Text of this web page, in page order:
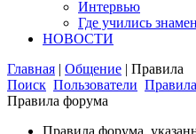
Интервью
Где учились
НОВОСТИ
Главная | Общение | Правила
Поиск Пользователи Правила
Правила форума